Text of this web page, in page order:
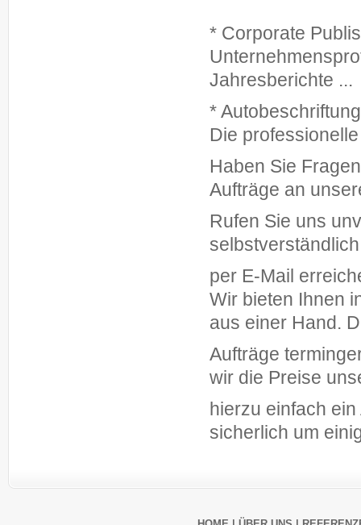
* Corporate
Jahresberichte ...
* Autobeschriftung
Die
Haben Sie
Aufträge an
Rufen Sie uns
per E-Mail
Wir bieten Ihnen
aus einer Hand.
Aufträge
wir die Preise
hierzu einfach
sicherlich um